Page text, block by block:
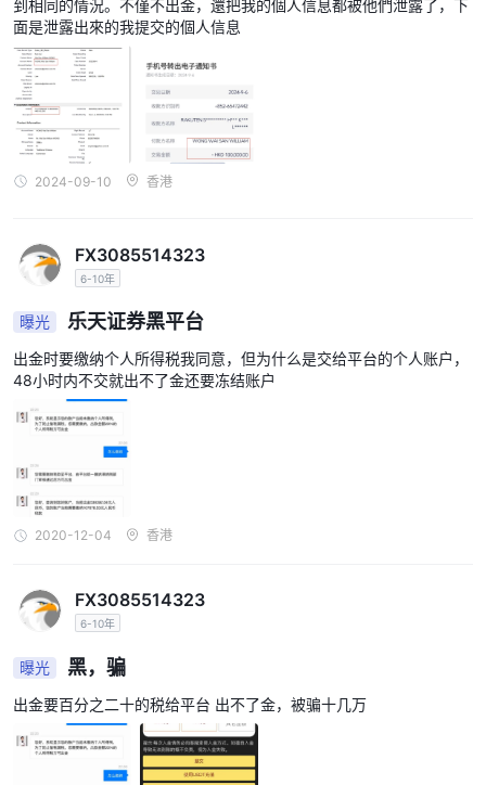
乐天证券欢迎各种便捷的出入金方式，主要是
记卡 (VISA/MASTERCARD)、POLi、NETELLER、
Skrill、中国银联、即时转账和 TransferWise
乐天证券最低存款与其他经纪人
NAB 取款收费为 25.00 澳元、25.00 美元、20.00 欧元或 15.00
取资金的交易者需支付 2% 的费用。而其他存款和取款都是免费的。
关于存款货币，您可以使用美元 (USD)、澳元 (AUD)、欧元
(EUR) 或英镑 (GBP).您可以开设多个账户，每个账户可以使用不
同的货币入金。当您第一次为您的账户注资时，您必须选择四种基础
货币中的一种。以南非兰特/兰特等非上市货币入金的交易者可能需
要支付兑换费。
乐天证券取钱
从中提取资金 乐天证券，您可以按照以下步骤操作：
第2步：点击“我的页面”部分下的“提款”。
步骤 3 ：选择您要提取资金的账户。
步骤4 ：输入您要提取的金额。
步骤 5 ：选择您喜欢的提款方式（银行转账或信用卡）。
步骤 6：填写您选择的提款方式的必要信息。
步骤 7
: 提交您的取款请求。
注意 乐天证券在处理您的提款请求之前可能需要额外的验证文件，
到相同的情況。不僅不出金，還把我的個人信息都被他們泄露了，下
面是泄露出來的我提交的個人信息
2024-09-10 香港
FX3085514323
6-10年
曝光 乐天证券黑平台
出金时要缴纳个人所得税我同意，但为什么是交给平台的个人账户，
48小时内不交就出不了金还要冻结账户
2020-12-04 香港
FX3085514323
6-10年
曝光 黑，骗
出金要百分之二十的税给平台 出不了金，被骗十几万